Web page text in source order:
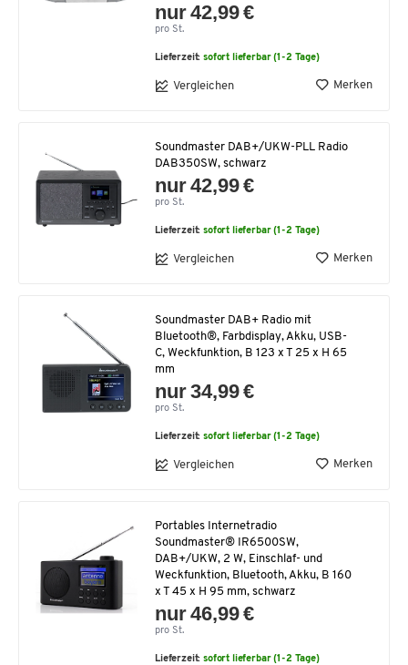
nur 42,99 €
pro St.
Lieferzeit:sofort lieferbar (1-2 Tage)
Vergleichen Merken
Soundmaster DAB+/UKW-PLL Radio
DAB350SW, schwarz
nur 42,99 €
pro St.
Lieferzeit:sofort lieferbar (1-2 Tage)
Vergleichen Merken
Soundmaster DAB+ Radio mit
Bluetooth®, Farbdisplay, Akku, USB-
C, Weckfunktion, B 123 x T 25 x H 65
mm
nur 34,99 €
pro St.
Lieferzeit:sofort lieferbar (1-2 Tage)
Vergleichen Merken
Portables Internetradio
Soundmaster® IR6500SW,
DAB+/UKW, 2 W, Einschlaf- und
Weckfunktion, Bluetooth, Akku, B 160
x T 45 x H 95 mm, schwarz
nur 46,99 €
pro St.
Lieferzeit:sofort lieferbar (1-2 Tage)